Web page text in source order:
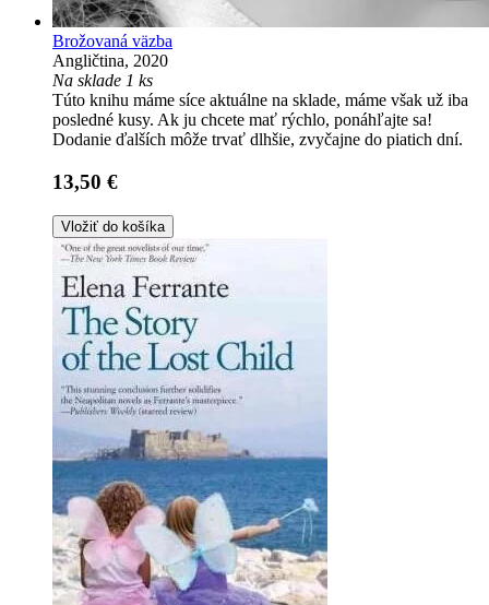
Brožovaná väzba
Angličtina, 2020
Na sklade 1 ks
Túto knihu máme síce aktuálne na sklade, máme však už iba
posledné kusy. Ak ju chcete mať rýchlo, ponáhľajte sa!
Dodanie ďalších môže trvať dlhšie, zvyčajne do piatich dní.
13,50 €
Vložiť do košíka